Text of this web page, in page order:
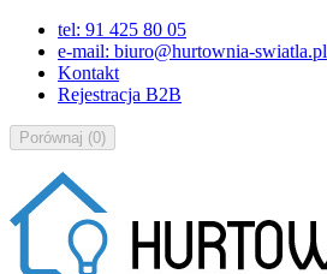
tel: 91 425 80 05
e-mail: biuro@hurtownia-swiatla.pl
Kontakt
Rejestracja B2B
Porównaj (0)